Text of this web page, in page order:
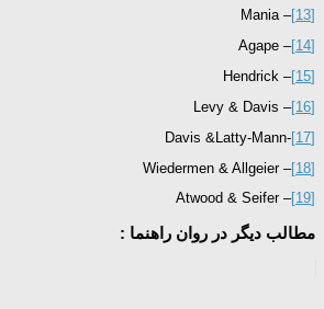
[13]
– Mania
[14]
– Agape
[15]
– Hendrick
[16]
– Levy & Davis
[17]
-Davis &Latty-Mann
[18]
– Wiedermen & Allgeier
[19]
– Atwood & Seifer
مطالب دیگر در روان راهنما :